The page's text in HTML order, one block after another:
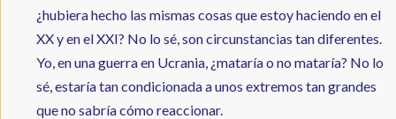
¿hubiera hecho las mismas cosas que estoy haciendo en el
XX y en el XXI? No lo sé, son circunstancias tan diferentes.
Yo, en una guerra en Ucrania, ¿mataría o no mataría? No lo
sé, estaría tan condicionada a unos extremos tan grandes
que no sabría cómo reaccionar.